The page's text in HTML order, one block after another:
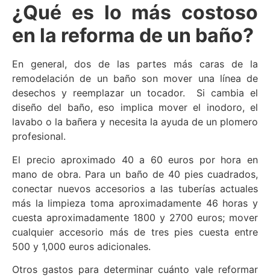
¿Qué es lo más costoso
en la reforma de un baño?
En general, dos de las partes más caras de la
remodelación de un baño son mover una línea de
desechos y reemplazar un tocador. Si cambia el
diseño del baño, eso implica mover el inodoro, el
lavabo o la bañera y necesita la ayuda de un plomero
profesional.
El precio aproximado 40 a 60 euros por hora en
mano de obra. Para un baño de 40 pies cuadrados,
conectar nuevos accesorios a las tuberías actuales
más la limpieza toma aproximadamente 46 horas y
cuesta aproximadamente 1800 y 2700 euros; mover
cualquier accesorio más de tres pies cuesta entre
500 y 1,000 euros adicionales.
Otros gastos para determinar cuánto vale reformar